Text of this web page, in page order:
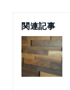
関連記事